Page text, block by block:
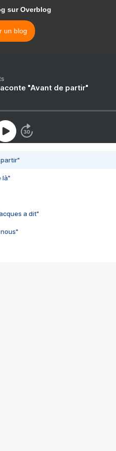
sur Overblog
un blog
"Avant de partir"
partir"
là"
a dit"